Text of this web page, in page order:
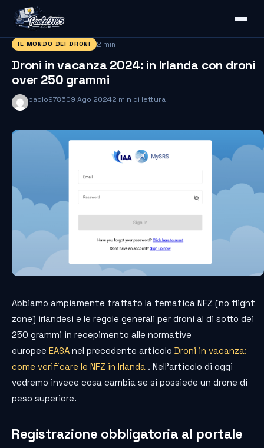
IL MONDO DEI DRONI 2 min
Droni in vacanza 2024: in Irlanda con droni
over 250 grammi
paolo978509 Ago 20242 min di lettura
Abbiamo ampiamente trattato la tematica NFZ (no flight
zone) irlandesi e le regole generali per droni al di sotto dei
250 grammi in recepimento alle normative
europee EASA nel precedente articolo Droni in vacanza:
come verificare le NFZ in Irlanda . Nell’articolo di oggi
vedremo invece cosa cambia se si possiede un drone di
peso superiore.
Registrazione obbligatoria al portale